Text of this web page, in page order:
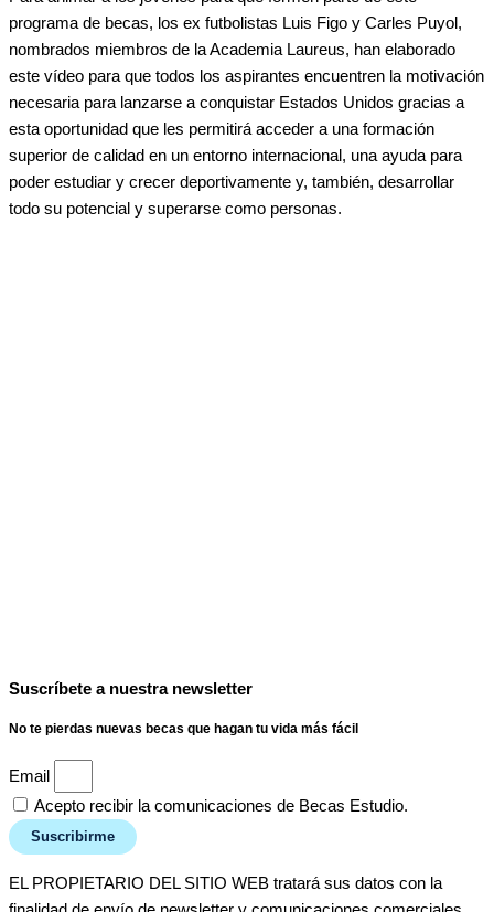
programa de becas, los ex futbolistas Luis Figo y Carles Puyol,
nombrados miembros de la Academia Laureus, han elaborado
este vídeo para que todos los aspirantes encuentren la motivación
necesaria para lanzarse a conquistar Estados Unidos gracias a
esta oportunidad que les permitirá acceder a una formación
superior de calidad en un entorno internacional, una ayuda para
poder estudiar y crecer deportivamente y, también, desarrollar
todo su potencial y superarse como personas.
Suscríbete a nuestra newsletter
No te pierdas nuevas becas que hagan tu vida más fácil
Email
Acepto recibir la comunicaciones de Becas Estudio.
Suscribirme
EL PROPIETARIO DEL SITIO WEB tratará sus datos con la